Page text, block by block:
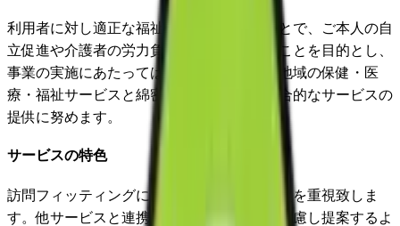
利用者に対し適正な福祉用具を提供することで、ご本人の自
立促進や介護者の労力負担の軽減をはかることを目的とし、
事業の実施にあたっては、関係市区町村や地域の保健・医
療・福祉サービスと綿密な連携を図り、総合的なサービスの
提供に努めます。
サービスの特色
訪問フィッティングによる状態に応じた選定を重視致しま
す。他サービスと連携し、生活環境全体に配慮し提案するよ